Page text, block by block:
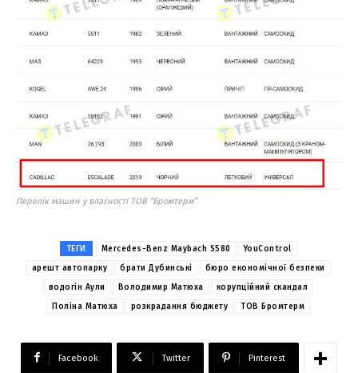
Перелік машин у власності ТОВ “Бромтерм”
ТЕГИ Mercedes-Benz Maybach S580
YouControl
арешт автопарку
брати Дубинські
бюро економічної безпеки
водогін Аули
Володимир Матюха
корупційний скандал
Поліна Матюха
розкрадання бюджету ТОВ Бромтерм
Facebook Twitter Pinterest